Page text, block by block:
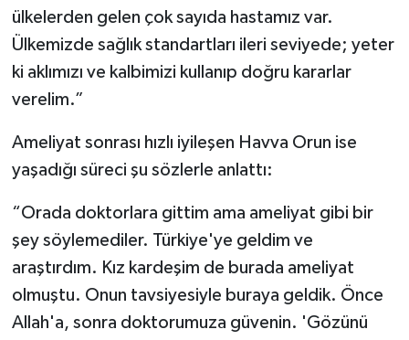
ülkelerden gelen çok sayıda hastamız var.
Ülkemizde sağlık standartları ileri seviyede; yeter
ki aklımızı ve kalbimizi kullanıp doğru kararlar
verelim.”
Ameliyat sonrası hızlı iyileşen Havva Orun ise
yaşadığı süreci şu sözlerle anlattı:
“Orada doktorlara gittim ama ameliyat gibi bir
şey söylemediler. Türkiye'ye geldim ve
araştırdım. Kız kardeşim de burada ameliyat
olmuştu. Onun tavsiyesiyle buraya geldik. Önce
Allah'a, sonra doktorumuza güvenin. 'Gözünü